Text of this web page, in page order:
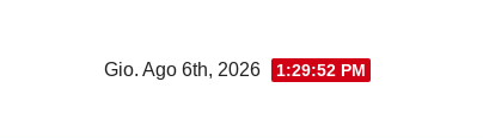
Gio. Ago 6th, 2026 1:29:53 PM